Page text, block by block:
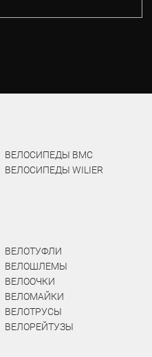
ВЕЛОСИПЕДЫ BMC
ВЕЛОСИПЕДЫ WILIER
ВЕЛОТУФЛИ
ВЕЛОШЛЕМЫ
ВЕЛООЧКИ
ВЕЛОМАЙКИ
ВЕЛОТРУСЫ
ВЕЛОРЕЙТУЗЫ